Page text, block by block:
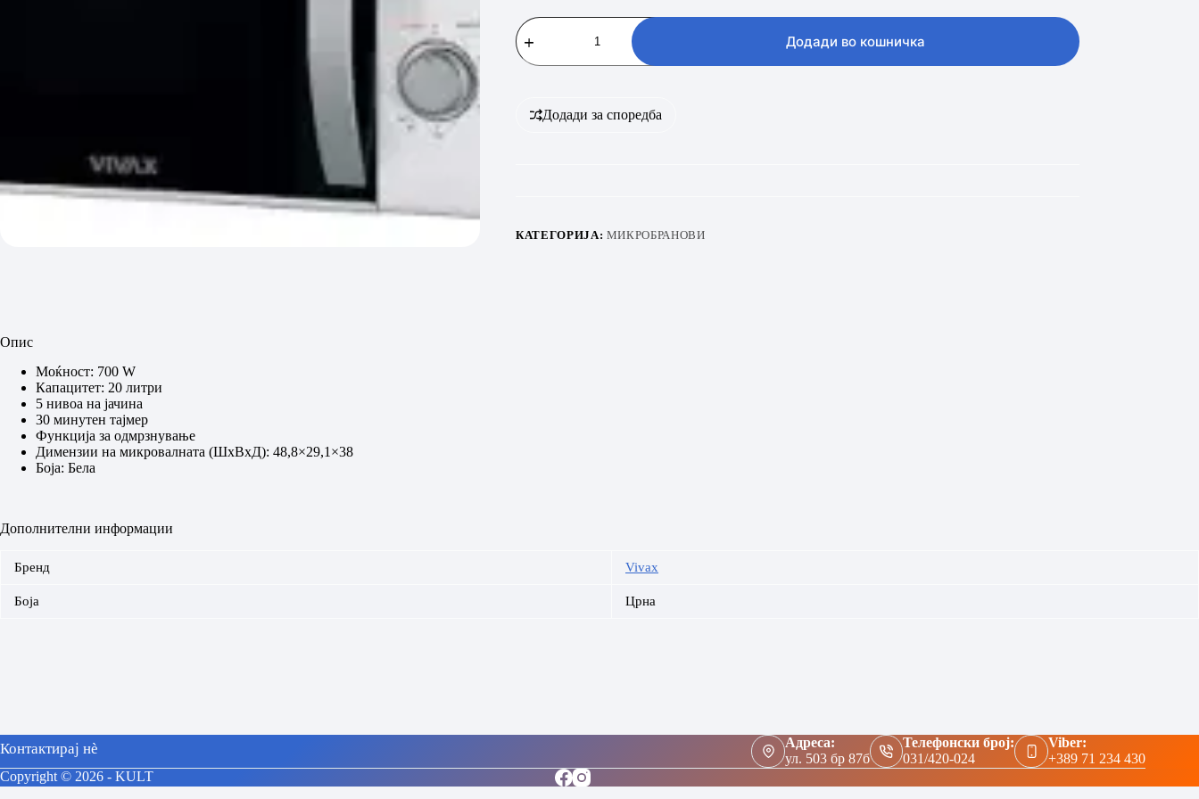
VIVAX
MWO-
2078
количина
Додади во кошничка
Додади за споредба
КАТЕГОРИЈА: МИКРОБРАНОВИ
Опис
Моќност: 700 W
Капацитет: 20 литри
5 нивоа на јачина
30 минутен тајмер
Функција за одмрзнување
Димензии на микровалната (ШхВхД): 48,8×29,1×38
Боја: Бела
Дополнителни информации
Бренд Vivax
Боја Црна
Контактирај нè
Адреса:
ул. 503 бр 87б
Телефонски број:
031/420-024
Viber:
+389 71 234 430
Copyright © 2026 - KULT